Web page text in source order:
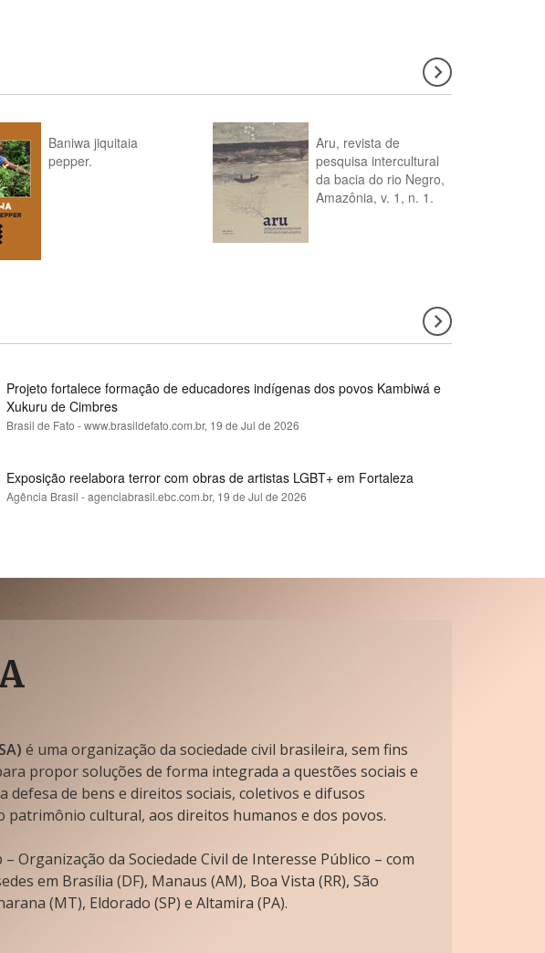
Baniwa jiquitaia
pepper.
Aru, revista de
pesquisa intercultural
da bacia do rio Negro,
Amazônia, v. 1, n. 1.
Projeto fortalece formação de educadores indígenas dos povos Kambiwá e
Xukuru de Cimbres
Brasil de Fato - www.brasildefato.com.br, 19 de Jul de 2026
Exposição reelabora terror com obras de artistas LGBT+ em Fortaleza
Agência Brasil - agenciabrasil.ebc.com.br, 19 de Jul de 2026
é uma organização da sociedade civil brasileira, sem fins
propor soluções de forma integrada a questões sociais e
defesa de bens e direitos sociais, coletivos e difusos
patrimônio cultural, aos direitos humanos e dos povos.
– Organização da Sociedade Civil de Interesse Público – com
em Brasília (DF), Manaus (AM), Boa Vista (RR), São
(MT), Eldorado (SP) e Altamira (PA).